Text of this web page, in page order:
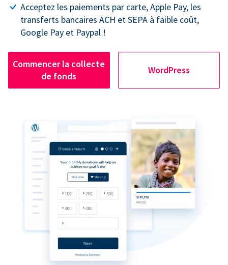
Acceptez les paiements par carte, Apple Pay, les
transferts bancaires ACH et SEPA à faible coût,
Google Pay et Paypal !
Commencer la collecte
de fonds
WordPress